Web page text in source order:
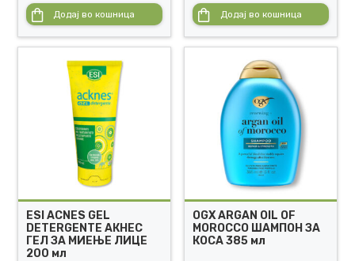
Додај во кошница Додај во кошница
ESI ACNES GEL
DETERGENTE АКНЕС
ГЕЛ ЗА МИЕЊЕ ЛИЦЕ
200 мл
OGX ARGAN OIL OF
MOROCCO ШАМПОН ЗА
КОСА 385 мл